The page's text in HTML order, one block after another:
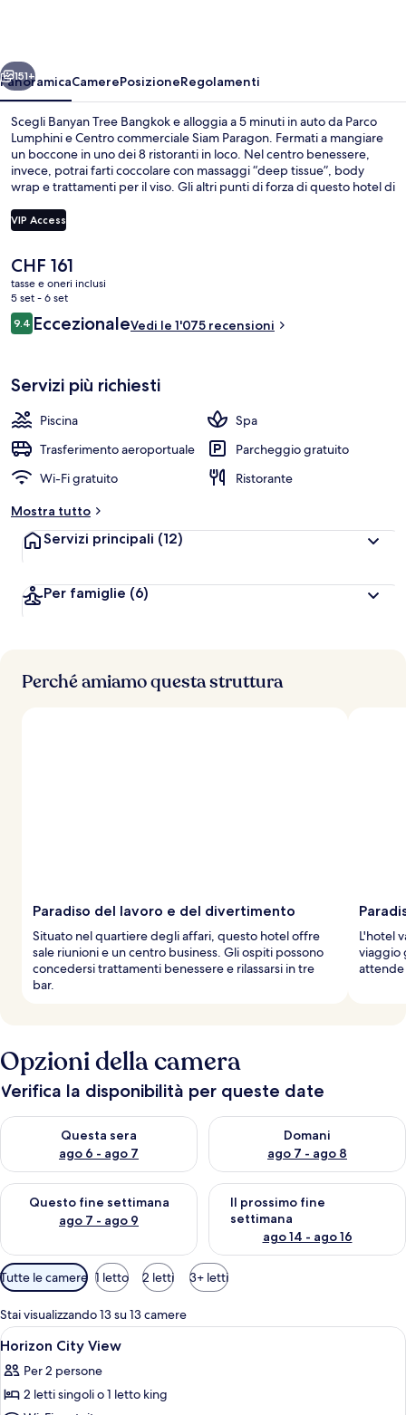
Avanti
151+
PanoramicaCamerePosizioneRegolamenti
Scegli Banyan Tree Bangkok e alloggia a 5 minuti in auto da Parco
Lumphini e Centro commerciale Siam Paragon. Fermati a mangiare
un boccone in uno dei 8 ristoranti in loco. Nel centro benessere,
invece, potrai farti coccolare con massaggi “deep tissue”, body
wrap e trattamenti per il viso. Gli altri punti di forza di questo hotel di
piscina. Le recensioni dei viaggiatori menzionano il personale gentile
e la colazione. Approfitta dei mezzi pubblici nelle vicinanze: Stazione
VIP Access
Il
prezzo
attuale
è
CHF 161
CHF 161
tasse e oneri inclusi
5 set - 6 set
Recensioni
9.49.4 su 10
EccezionaleVedi le 1'075 recensioni
Servizi più richiesti
Piscina
Spa
Trasferimento aeroportuale
Parcheggio gratuito
Wi-Fi gratuito
Ristorante
Mostra tutto
Servizi principali (12)
Per famiglie (6)
Perché amiamo questa struttura
Paradiso del lavoro e del divertimento
Situato nel quartiere degli affari, questo hotel offre
sale riunioni e un centro business. Gli ospiti possono
concedersi trattamenti benessere e rilassarsi in tre
bar.
L'hotel
viaggio
attende
Opzioni della camera
Verifica la disponibilità per queste date
Questa sera
ago 6 - ago 7
Verifica la disponibilità per questa sera, ago 6 - ago 7
Domani
ago 7 - ago 8
Verifica la disponibilità per
Questo fine settimana
ago 7 - ago 9
Verifica la disponibilità per questo fine settimana, ago 7 - ago
Il prossimo fine
settimana
ago 14 - ago 16
Verifica la disponibilità per il
Filtri
disponibili
per
le
camere
Tutte le camere 1 letto 2 letti 3+ letti
Stai visualizzando 13 su 13 camere
Apri
tutte
le
foto
Una camera d'albergo con due letti,
5
Horizon City View
Per 2 persone
2 letti singoli o 1 letto king